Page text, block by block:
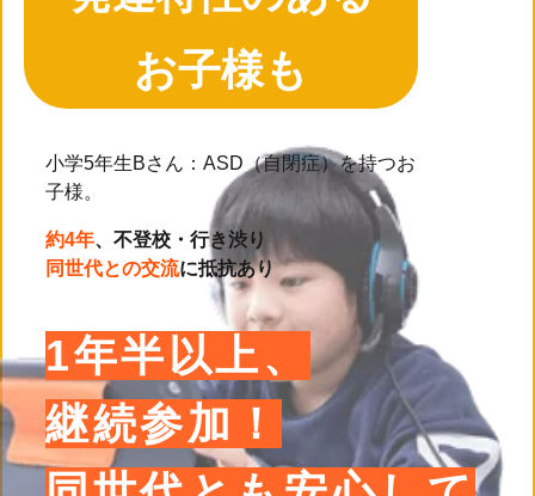
お子様も
小学5年生Bさん：ASD（自閉症）を持つお
子様。
約4年、不登校・行き渋り
同世代との交流に抵抗あり
1年半以上、
継続参加！